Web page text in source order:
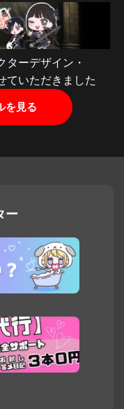
ターデザイン・
ていただきました
を見る
ー